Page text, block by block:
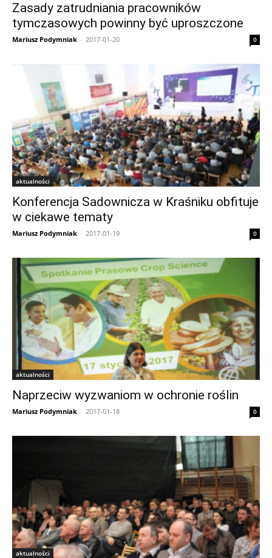
Zasady zatrudniania pracowników
tymczasowych powinny być uproszczone
Mariusz Podymniak - 2017-01-20 0
aktualności
Konferencja Sadownicza w Kraśniku obfituje
w ciekawe tematy
Mariusz Podymniak - 2017-01-19 0
aktualności
Naprzeciw wyzwaniom w ochronie roślin
Mariusz Podymniak - 2017-01-18 0
aktualności